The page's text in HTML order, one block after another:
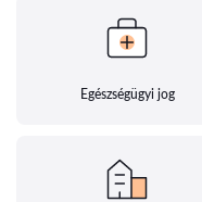
Egészségügyi jog